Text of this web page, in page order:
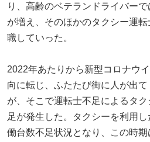
り、高齢のベテランドライバー
が増え、そのほかのタクシー運
職していった。
2022年あたりから新型コロナウ
向に転じ、ふたたび街に人が出
が、そこで運転士不足によるタ
足が発生した。タクシーを利用
働台数不足状況となり、この時